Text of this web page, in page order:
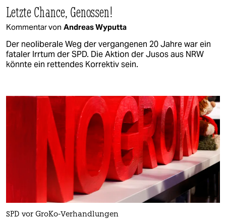
Letzte Chance, Genossen!
Kommentar von Andreas Wyputta
Der neoliberale Weg der vergangenen 20 Jahre war ein
fataler Irrtum der SPD. Die Aktion der Jusos aus NRW
könnte ein rettendes Korrektiv sein.
SPD vor GroKo-Verhandlungen